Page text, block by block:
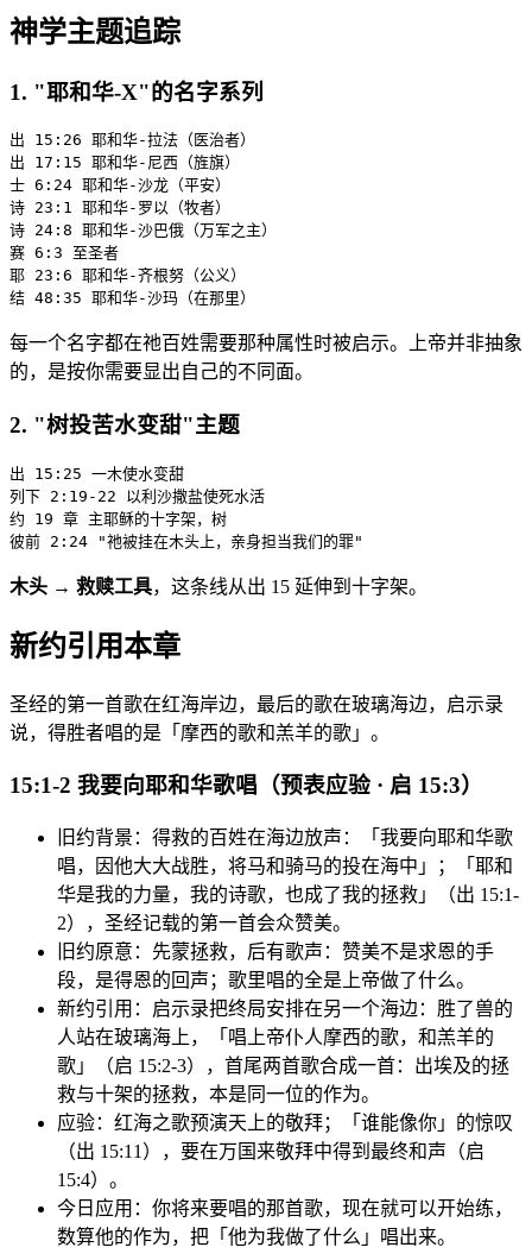
神学主题追踪
1. "耶和华-X"的名字系列
出 15:26 耶和华-拉法（医治者）
出 17:15 耶和华-尼西（旌旗）
士 6:24 耶和华-沙龙（平安）
诗 23:1 耶和华-罗以（牧者）
诗 24:8 耶和华-沙巴俄（万军之主）
赛 6:3 至圣者
耶 23:6 耶和华-齐根努（公义）
每一个名字都在祂百姓需要那种属性时被启示。上帝并非抽象
的，是按你需要显出自己的不同面。
2. "树投苦水变甜"主题
出 15:25 一木使水变甜
列下 2:19-22 以利沙撒盐使死水活
约 19 章 主耶稣的十字架，树
木头 → 救赎工具，这条线从出 15 延伸到十字架。
新约引用本章
圣经的第一首歌在红海岸边，最后的歌在玻璃海边，启示录
说，得胜者唱的是「摩西的歌和羔羊的歌」。
15:1-2 我要向耶和华歌唱（预表应验 · 启 15:3）
旧约背景：得救的百姓在海边放声：「我要向耶和华歌
唱，因他大大战胜，将马和骑马的投在海中」；「耶和
华是我的力量，我的诗歌，也成了我的拯救」（出 15:1-
2），圣经记载的第一首会众赞美。
旧约原意：先蒙拯救，后有歌声：赞美不是求恩的手
段，是得恩的回声；歌里唱的全是上帝做了什么。
新约引用：启示录把终局安排在另一个海边：胜了兽的
人站在玻璃海上，「唱上帝仆人摩西的歌，和羔羊的
歌」（启 15:2-3），首尾两首歌合成一首：出埃及的拯
救与十架的拯救，本是同一位的作为。
应验：红海之歌预演天上的敬拜；「谁能像你」的惊叹
（出 15:11），要在万国来敬拜中得到最终和声（启
15:4）。
今日应用：你将来要唱的那首歌，现在就可以开始练，
数算他的作为，把「他为我做了什么」唱出来。